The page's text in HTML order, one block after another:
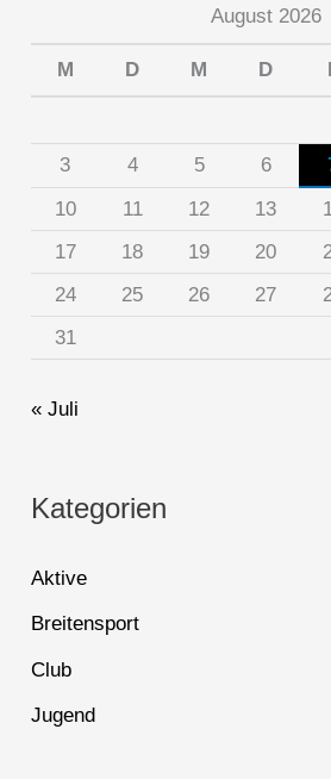
August 2026
M D M D
3
4 5 6
10
11 12 13
17
18 19 20
24
25 26 27
31
« Juli
Kategorien
Aktive
Breitensport
Club
Jugend